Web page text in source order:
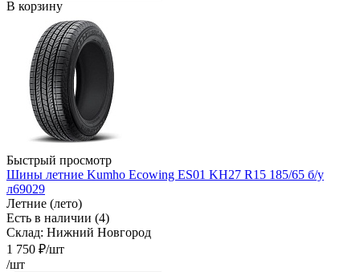
В корзину
Быстрый просмотр
Шины летние Kumho Ecowing ES01 KH27 R15 185/65 б/у
л69029
Летние (лето)
Есть в наличии (4)
Склад: Нижний Новгород
1 750 ₽/шт
/шт